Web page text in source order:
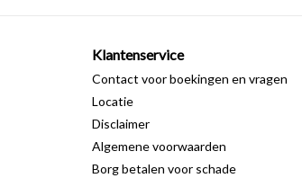
Klantenservice
Contact voor boekingen en vragen
Locatie
Disclaimer
Algemene voorwaarden
Borg betalen voor schade